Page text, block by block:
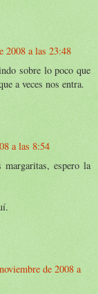
2008 a las 23:48
sobre lo poco que
a veces nos entra.
a las 8:54
espero la
de 2008 a